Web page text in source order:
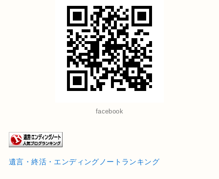
facebook
遺言・終活・エンディングノートランキング